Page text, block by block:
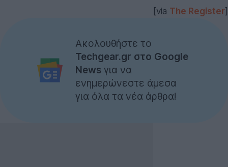
[via The Register]
Ακολουθήστε το
Techgear.gr στο Google
News για να
ενημερώνεστε άμεσα
για όλα τα νέα άρθρα!